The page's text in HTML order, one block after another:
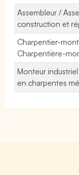
Assembleur /
construction et
Charpentier-
Charpentière-
Monteur
en charpentes